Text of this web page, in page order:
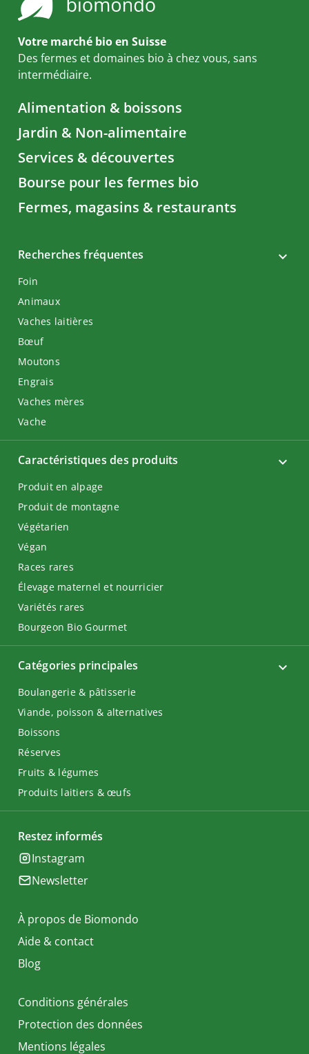
Votre marché bio en Suisse
Des fermes et domaines bio à chez vous, sans
intermédiaire.
Alimentation & boissons
Jardin & Non-alimentaire
Services & découvertes
Bourse pour les fermes bio
Fermes, magasins & restaurants
Recherches fréquentes
Foin
Animaux
Vaches laitières
Bœuf
Moutons
Engrais
Vaches mères
Vache
Catégories principales
Boulangerie & pâtisserie
Viande, poisson & alternatives
Boissons
Réserves
Fruits & légumes
Produits laitiers & œufs
Caractéristiques des produits
Produit en alpage
Produit de montagne
Végétarien
Végan
Races rares
Élevage maternel et nourricier
Variétés rares
Bourgeon Bio Gourmet
Restez informés
Instagram
Newsletter
À propos de Biomondo
Aide & contact
Blog
Conditions générales
Protection des données
Mentions légales